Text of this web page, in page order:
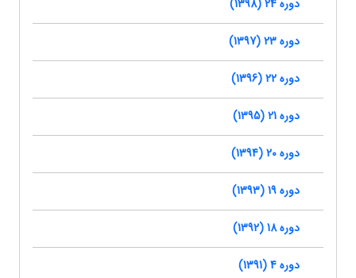
دوره 24 (1398)
دوره 23 (1397)
دوره 22 (1396)
دوره 21 (1395)
دوره 20 (1394)
دوره 19 (1393)
دوره 18 (1392)
دوره 4 (1391)